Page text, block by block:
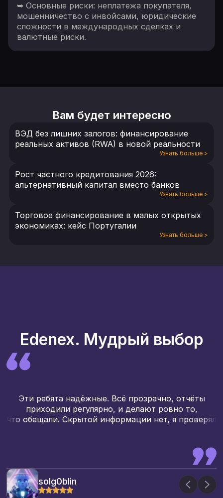
➥ Основные риски: неплатежа покупателя,
мошенничество с инвойсами, юридические
сложности в международных сделках и
валютные риски.
Вам будет интересно
ВЭД без лишних залогов: финансирование
реальных активов (RWA) в новой реальности
Узнать больше >
Рост частного кредитования 2026:
альтернативный капитал вместо банков
Узнать больше >
Торговое финансирование в малых открытых
экономиках: кейс Португалии
Узнать больше >
Edenex. Мудрый выбор
Эти ребята надёжные. Всё прозрачно, отчёты
приходили регулярно, и делают ровно то,
что обещали. Скрытой информации нет, я проверял
solg0blin